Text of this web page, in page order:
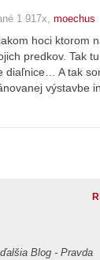
1 917x, moechus
hoci ktorom
predkov. Tak
diaľnice… A tak
výstavbe
Blog - Pravda